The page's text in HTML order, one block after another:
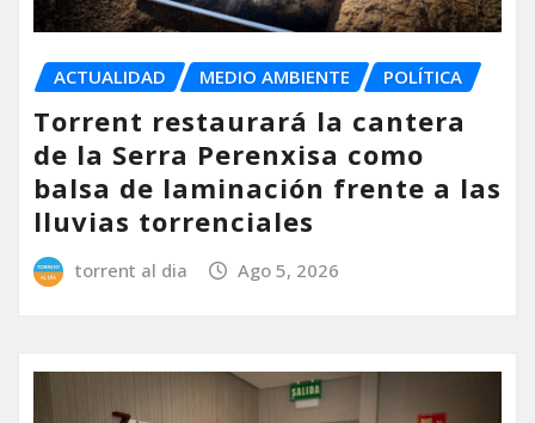
ACTUALIDAD MEDIO AMBIENTE POLÍTICA
Torrent restaurará la cantera
de la Serra Perenxisa como
balsa de laminación frente a las
lluvias torrenciales
torrent al dia Ago 5, 2026